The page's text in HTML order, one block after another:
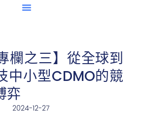
欄之三】從全球到
中小型CDMO的競
弈
2024-12-27